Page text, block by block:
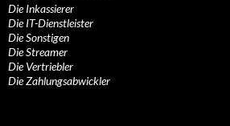
Die Inkassierer
Die IT-Dienstleister
Die Sonstigen
Die Streamer
Die Vertriebler
Die Zahlungsabwickler